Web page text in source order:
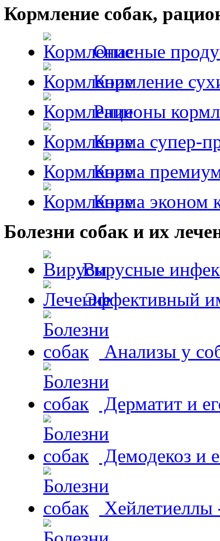
Кормление собак,
Опасные
Кормление
Рационы
Корма супер-
Корма премиум
Корма эконом
Болезни собак и их
Вирусные
Эффективный
Анализы у
Дерматит и
Демодекоз и